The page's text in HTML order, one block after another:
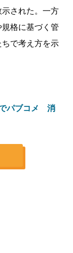
された。一方
格に基づく管
で考え方を示
パブコメ 消